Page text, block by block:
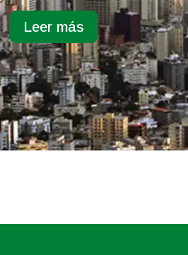
Leer más